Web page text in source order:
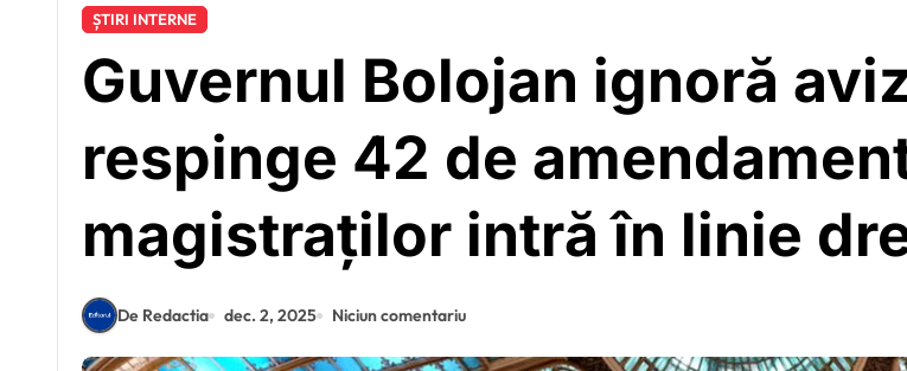
ȘTIRI INTERNE
Guvernul Bolojan ignoră
respinge 42 de
magistraților intră în linie
De Redactia dec. 2, 2025 Niciun comentariu